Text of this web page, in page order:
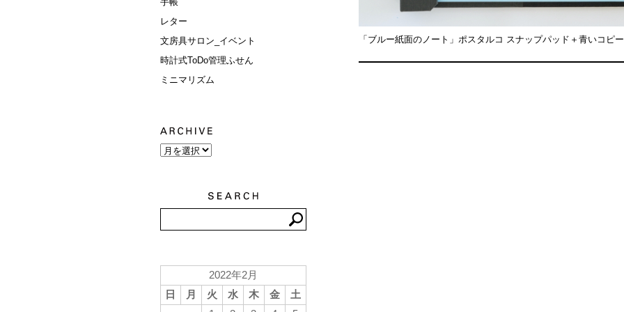
「ブルー紙面のノート」ポスタルコ スナップパッド＋青いコピ
レター
文房具サロン_イベント
時計式ToDo管理ふせん
ミニマリズム
2022年2月
日
月 火 水 木 金
土